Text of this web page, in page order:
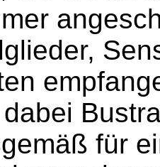
für